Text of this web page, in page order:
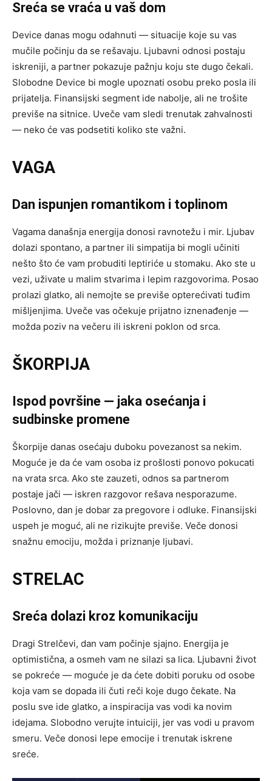
Sreća se vraća u vaš dom
Device danas mogu odahnuti — situacije koje su vas
mučile počinju da se rešavaju. Ljubavni odnosi postaju
iskreniji, a partner pokazuje pažnju koju ste dugo čekali.
Slobodne Device bi mogle upoznati osobu preko posla ili
prijatelja. Finansijski segment ide nabolje, ali ne trošite
previše na sitnice. Uveče vam sledi trenutak zahvalnosti
— neko će vas podsetiti koliko ste važni.
VAGA
Dan ispunjen romantikom i toplinom
Vagama današnja energija donosi ravnotežu i mir. Ljubav
dolazi spontano, a partner ili simpatija bi mogli učiniti
nešto što će vam probuditi leptiriće u stomaku. Ako ste u
vezi, uživate u malim stvarima i lepim razgovorima. Posao
prolazi glatko, ali nemojte se previše opterećivati tuđim
mišljenjima. Uveče vas očekuje prijatno iznenađenje —
možda poziv na večeru ili iskreni poklon od srca.
ŠKORPIJA
Ispod površine — jaka osećanja i
sudbinske promene
Škorpije danas osećaju duboku povezanost sa nekim.
Moguće je da će vam osoba iz prošlosti ponovo pokucati
na vrata srca. Ako ste zauzeti, odnos sa partnerom
postaje jači — iskren razgovor rešava nesporazume.
Poslovno, dan je dobar za pregovore i odluke. Finansijski
uspeh je moguć, ali ne rizikujte previše. Veče donosi
snažnu emociju, možda i priznanje ljubavi.
STRELAC
Sreća dolazi kroz komunikaciju
Dragi Strelčevi, dan vam počinje sjajno. Energija je
optimistična, a osmeh vam ne silazi sa lica. Ljubavni život
se pokreće — moguće je da ćete dobiti poruku od osobe
koja vam se dopada ili čuti reči koje dugo čekate. Na
poslu sve ide glatko, a inspiracija vas vodi ka novim
idejama. Slobodno verujte intuiciji, jer vas vodi u pravom
smeru. Veče donosi lepe emocije i trenutak iskrene
sreće.